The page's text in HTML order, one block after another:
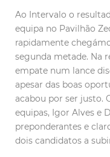
Ao Intervalo o
equipa no Pavilhão
rapidamente
segunda metade. Na
empate num lance
apesar das boas
acabou por ser justo.
equipas, Igor Alves e
preponderantes e
dois candidatos a